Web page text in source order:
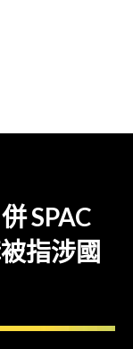
SPAC
指涉國